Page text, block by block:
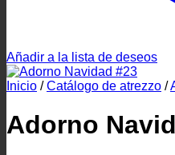
Añadir a la lista de deseos
Inicio / Catálogo de atrezzo /
Adorno